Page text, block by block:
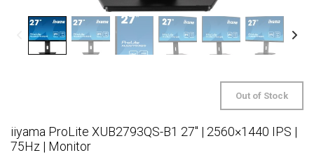
Out of Stock
iiyama ProLite XUB2793QS-B1 27″ | 2560×1440 IPS |
75Hz | Monitor